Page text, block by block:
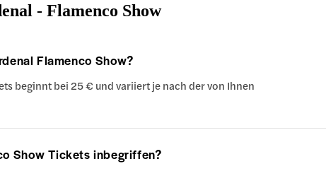
- Flamenco Show
Flamenco Show?
beginnt bei 25 € und variiert je nach der von Ihnen
Show Tickets inbegriffen?